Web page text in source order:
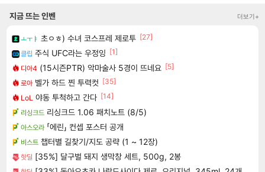
지금 뜨는 인벤 더보기+
ㅗㅜㅑ 초ㅇㅎ) 수녀 코스프레 제로투 [27]
클립 주식 UFC라는 우정잉 [1]
디아4 (15시즌PTR) 악마술사 5경이 뜨네요 [5]
로아 벨가 하드 찐 투력컷 [35]
LoL 야동 투척하고 간다 [14]
리싱크드 리싱크드 1.06 패치노트 (8/5)
아스오라 「에린」 컨셉 포스터 공개
비스트 챕터별 길찾기/지도 공략 (1 ~ 12장)
핫딜 [35%] 달구벌 돼지 생막창 세트, 500g, 2봉